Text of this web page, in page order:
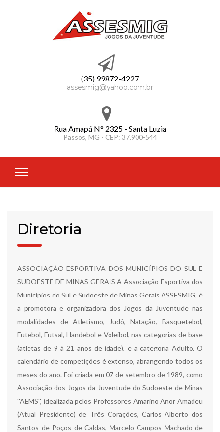
(35) 99872-4227
assesmig@yahoo.com.br
Rua Amapá N° 2325 - Santa Luzia
Passos, MG - CEP: 37.900-544
Diretoria
ASSOCIAÇÃO ESPORTIVA DOS MUNICÍPIOS DO SUL E
SUDOESTE DE MINAS GERAIS A Associação Esportiva dos
Municípios do Sul e Sudoeste de Minas Gerais ASSESMIG, é
a promotora e organizadora dos Jogos da Juventude nas
modalidades de Atletismo, Judô, Natação, Basquetebol,
Futebol, Futsal, Handebol e Voleibol, nas categorias de base
(atletas de 9 à 21 anos de idade), e a categoria Adulto. O
calendário de competições é extenso, abrangendo todos os
meses do ano. Foi criada em 07 de setembro de 1989, como
Associação dos Jogos da Juventude do Sudoeste de Minas
''AEMS'', idealizada pelos Professores Amarino Anor Amadeu
(Atual Presidente) de Três Corações, Carlos Alberto dos
Santos de Poços de Caldas, Marcelo Campos Machado de